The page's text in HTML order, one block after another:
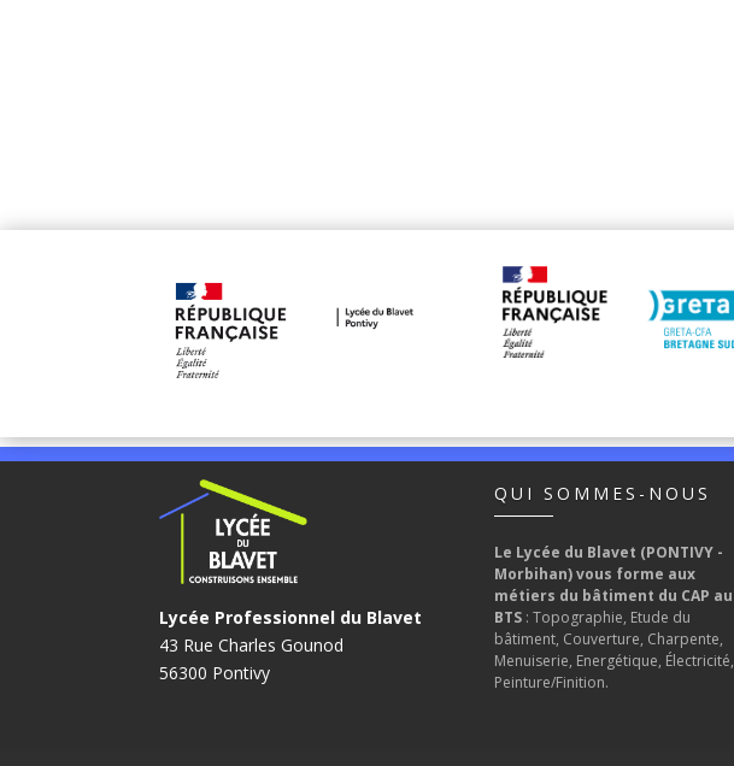
Lycée Professionnel du Blavet
43 Rue Charles Gounod
56300 Pontivy
QUI SOMMES-NOUS
Le Lycée du Blavet (PONTIVY -
Morbihan) vous forme aux
métiers du bâtiment du CAP au
BTS : Topographie, Etude du
bâtiment, Couverture, Charpente,
Menuiserie, Energétique, Électricité,
Peinture/Finition.